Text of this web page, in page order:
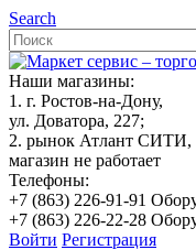
Search
Наши магазины:
1. г. Ростов-на-Дону,
ул. Доватора, 227;
2. рынок Атлант СИТИ,
магазин не работает
Телефоны:
+7 (863) 226-91-91
+7 (863) 226-22-28
Войти Регистрация